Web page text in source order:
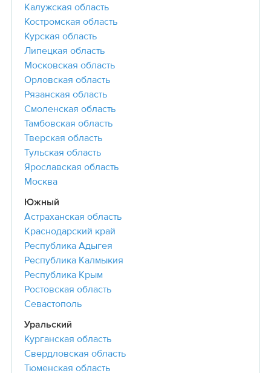
Калужская область
Костромская область
Курская область
Липецкая область
Московская область
Орловская область
Рязанская область
Смоленская область
Тамбовская область
Тверская область
Тульская область
Ярославская область
Москва
Южный
Астраханская область
Краснодарский край
Республика Адыгея
Республика Калмыкия
Республика Крым
Ростовская область
Севастополь
Уральский
Курганская область
Свердловская область
Тюменская область